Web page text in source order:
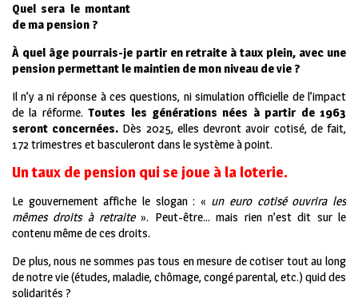
Quel sera le montant
de ma pension ?
À quel âge pourrais-je partir en retraite à taux plein, avec une
pension permettant le maintien de mon niveau de vie ?
Il n’y a ni réponse à ces questions, ni simulation officielle de l’impact
de la réforme.Toutes les générations nées à partir de 1963
seront concernées. Dès 2025, elles devront avoir cotisé, de fait,
172 trimestres et basculeront dans le système à point.
Un taux de pension qui se joue à la loterie.
Le gouvernement affiche le slogan : « un euro cotisé ouvrira les
mêmes droits à retraite». Peut-être… mais rien n’est dit sur le
contenu même de ces droits.
De plus, nous ne sommes pas tous en mesure de cotiser tout au long
de notre vie (études, maladie, chômage, congé parental, etc.) quid des
solidarités ?